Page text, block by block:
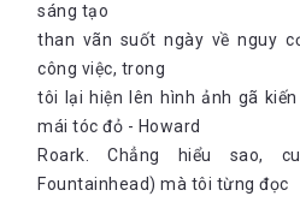
sáng tạo
than vãn suốt ngày về nguy
công việc, trong
tôi lại hiện lên hình ảnh gã
mái tóc đỏ - Howard
Roark. Chẳng hiểu sao,
Fountainhead) mà tôi từng đọc